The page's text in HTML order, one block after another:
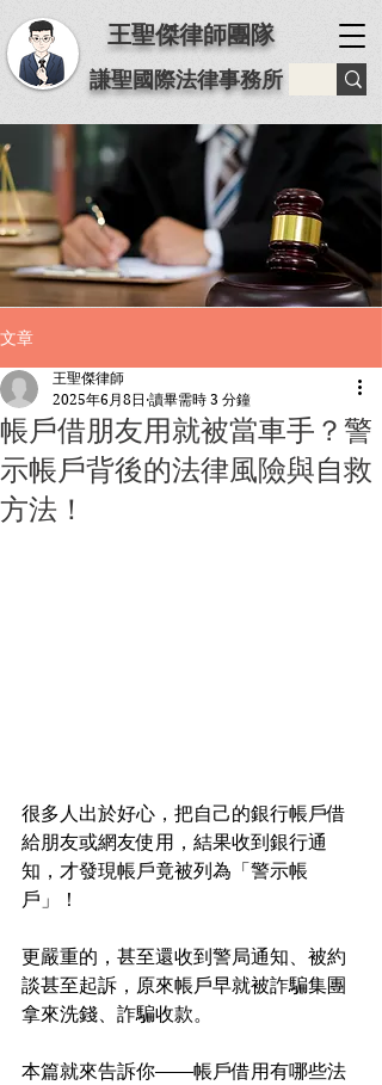
王聖傑律師團隊
謙聖國際法律事務所
文章
帳戶借朋友用就被當車手？警
示帳戶背後的法律風險與自救
方法！
王聖傑律師
2025年6月8日 讀畢需時 3 分鐘
很多人出於好心，把自己的銀行帳戶借
給朋友或網友使用，結果收到銀行通
知，才發現帳戶竟被列為「警示帳
戶」！
更嚴重的，甚至還收到警局通知、被約
談甚至起訴，原來帳戶早就被詐騙集團
拿來洗錢、詐騙收款。
本篇就來告訴你——帳戶借用有哪些法